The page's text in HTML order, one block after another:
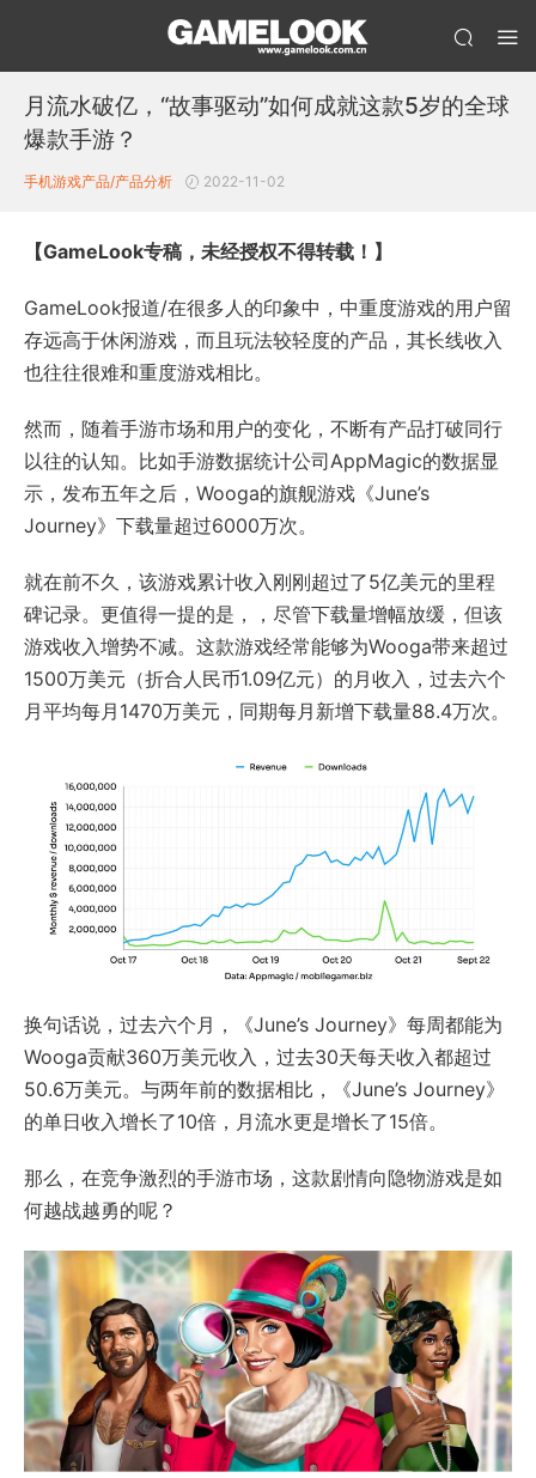
月流水破亿，“故事驱动”如何成就这款5岁的全球
爆款手游？
手机游戏产品/产品分析 2022-11-02
【GameLook专稿，未经授权不得转载！】
GameLook报道/在很多人的印象中，中重度游戏的用户留
存远高于休闲游戏，而且玩法较轻度的产品，其长线收入
也往往很难和重度游戏相比。
然而，随着手游市场和用户的变化，不断有产品打破同行
以往的认知。比如手游数据统计公司AppMagic的数据显
示，发布五年之后，Wooga的旗舰游戏《June’s
Journey》下载量超过6000万次。
就在前不久，该游戏累计收入刚刚超过了5亿美元的里程
碑记录。更值得一提的是，，尽管下载量增幅放缓，但该
游戏收入增势不减。这款游戏经常能够为Wooga带来超过
1500万美元（折合人民币1.09亿元）的月收入，过去六个
月平均每月1470万美元，同期每月新增下载量88.4万次。
换句话说，过去六个月，《June’s Journey》每周都能为
Wooga贡献360万美元收入，过去30天每天收入都超过
50.6万美元。与两年前的数据相比，《June’s Journey》
的单日收入增长了10倍，月流水更是增长了15倍。
那么，在竞争激烈的手游市场，这款剧情向隐物游戏是如
何越战越勇的呢？